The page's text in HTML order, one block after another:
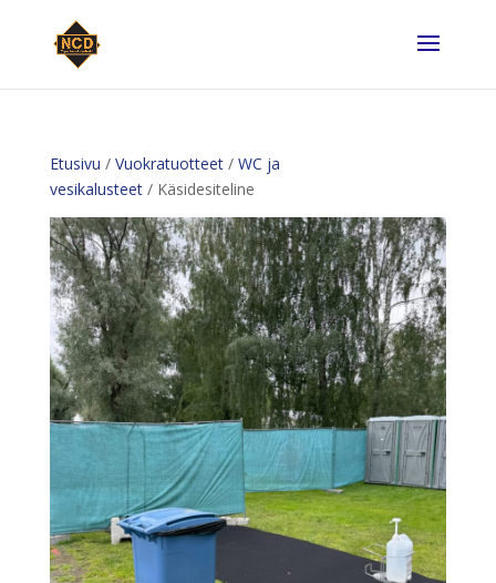
Etusivu / Vuokratuotteet/ WC ja
vesikalusteet/ Käsidesiteline